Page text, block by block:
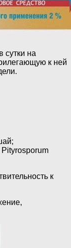
сутки на
к ней
к